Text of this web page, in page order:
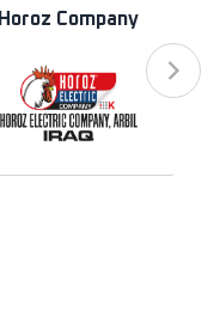
Horoz Company